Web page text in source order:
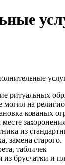
ритуальных
могил на
кованых
захоронения
из
замена старого.
табличек
из брусчатки и